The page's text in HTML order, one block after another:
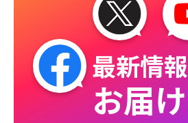
最新情報
お届